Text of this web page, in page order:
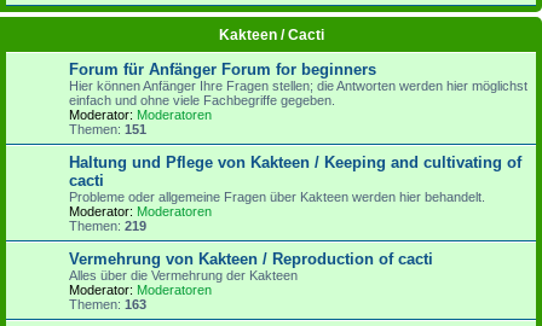
Kakteen / Cacti
Forum für Anfänger Forum for beginners
Hier können Anfänger Ihre Fragen stellen; die Antworten werden hier möglichst
einfach und ohne viele Fachbegriffe gegeben.
Moderator: Moderatoren
Themen: 151
Haltung und Pflege von Kakteen / Keeping and cultivating of
cacti
Probleme oder allgemeine Fragen über Kakteen werden hier behandelt.
Moderator: Moderatoren
Themen: 219
Vermehrung von Kakteen / Reproduction of cacti
Alles über die Vermehrung der Kakteen
Moderator: Moderatoren
Themen: 163